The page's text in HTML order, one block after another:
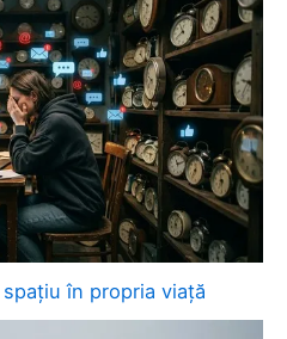
în propria viață